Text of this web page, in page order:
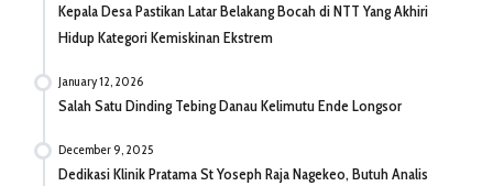
Kepala Desa Pastikan Latar Belakang Bocah di NTT Yang Akhiri
Hidup Kategori Kemiskinan Ekstrem
January 12, 2026
Salah Satu Dinding Tebing Danau Kelimutu Ende Longsor
December 9, 2025
Dedikasi Klinik Pratama St Yoseph Raja Nagekeo, Butuh Analis